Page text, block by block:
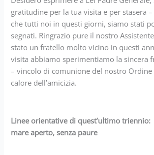
gratitudine per la tua visita e per stasera
che tutti noi in questi giorni, siamo stati
segnati. Ringrazio pure il nostro Assistente
stato un fratello molto vicino in questi
visita abbiamo sperimentiamo la sincera
– vincolo di comunione del nostro Ordine
calore dell’amicizia.
Linee orientative di quest’ultimo
mare aperto, senza paure